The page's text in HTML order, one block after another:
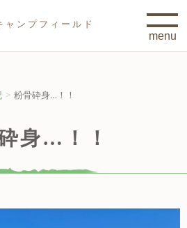
ャンプフィールド
粉骨砕身…！！
身…！！